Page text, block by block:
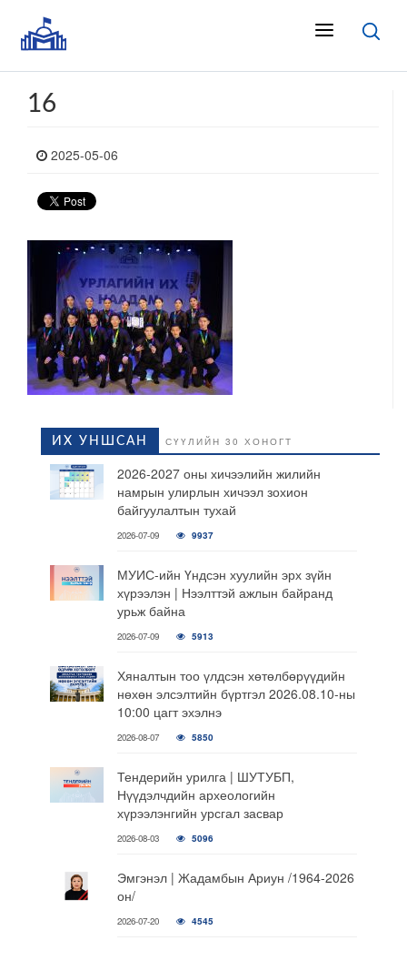
16
2025-05-06
ИХ УНШСАН СҮҮЛИЙН 30 ХОНОГТ
2026-2027 оны хичээлийн жилийн
намрын улирлын хичээл зохион
байгуулалтын тухай
2026-07-09 9937
МУИС-ийн Үндсэн хуулийн эрх зүйн
хүрээлэн | Нээлттэй ажлын байранд
урьж байна
2026-07-09 5913
Хяналтын тоо үлдсэн хөтөлбөрүүдийн
нөхөн элсэлтийн бүртгэл 2026.08.10-ны
10:00 цагт эхэлнэ
2026-08-07 5850
Тендерийн урилга | ШУТУБП,
Нүүдэлчдийн археологийн
хүрээлэнгийн урсгал засвар
2026-08-03 5096
Эмгэнэл | Жадамбын Ариун /1964-2026
он/
2026-07-20 4545